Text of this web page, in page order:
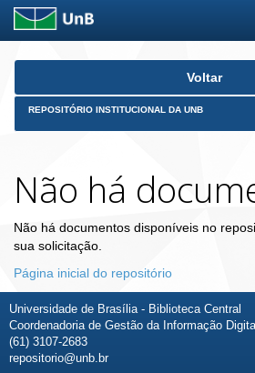
Skip
Voltar
REPOSITÓRIO INSTITUCIONAL DA UNB
Não há
Não há documentos disponíveis no
sua solicitação.
Página inicial do repositório
Universidade de Brasília - Biblioteca Central
Coordenadoria de Gestão da Informação
(61) 3107-2683
repositorio@unb.br